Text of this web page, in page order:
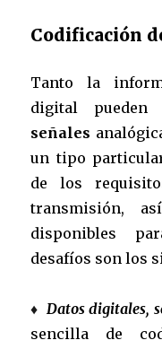
Codificación
Tanto la
digital
señales
un tipo
de los
transmisión,
disponibles
desafíos son los
♦ Datos digitales,
sencilla de